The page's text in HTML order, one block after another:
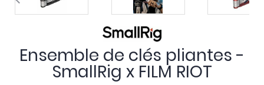
Ensemble de clés pliantes -
SmallRig x FILM RIOT